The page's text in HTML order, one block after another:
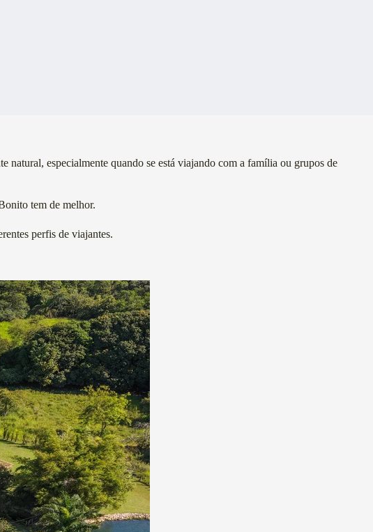
natural, especialmente quando se está viajando com a família ou grupos de
tem de melhor.
perfis de viajantes.